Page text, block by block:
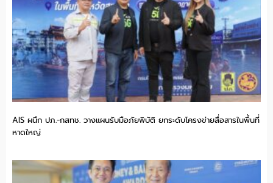
AIS ผนึก ปภ.-กสทช. วางแผนรับมือภัยพิบัติ ยกระดับโครงข่ายสื่อสารในพื้นที่
หาดใหญ่